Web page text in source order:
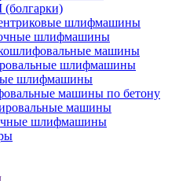
шлифмашины
шлифмашины
машины
шлифмашины
шлифмашины
машины по бетону
машины
шлифмашины